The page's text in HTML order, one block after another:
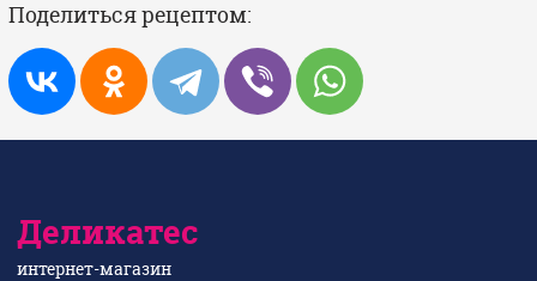
Поделиться рецептом:
Деликатес
интернет-магазин